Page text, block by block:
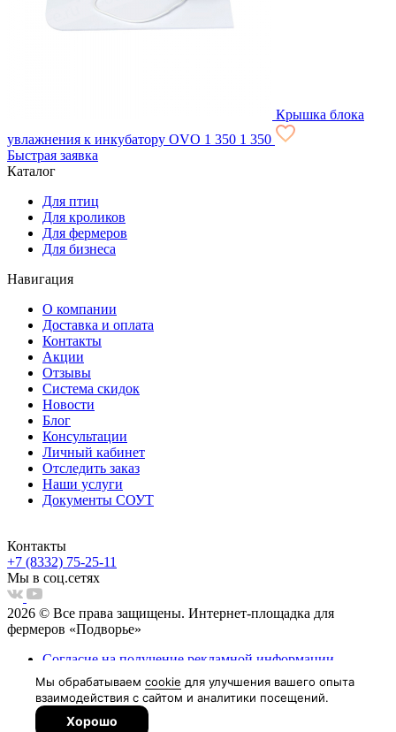
Крышка блока
увлажнения к инкубатору OVO 1 350 1 350
Быстрая заявка
Каталог
Для птиц
Для кроликов
Для фермеров
Для бизнеса
Навигация
О компании
Доставка и оплата
Контакты
Акции
Отзывы
Система скидок
Новости
Блог
Консультации
Личный кабинет
Отследить заказ
Наши услуги
Документы СОУТ
Контакты
+7 (8332) 75-25-11
Мы в соц.сетях
2026 © Все права защищены. Интернет-площадка для
фермеров «Подворье»
Согласие на получение рекламной информации
Пользовательское соглашение
Согласие на обработку персональных данных
Политка обработки персональных данных